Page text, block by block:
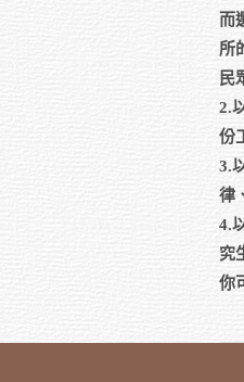
而
所
民
2.
份
3.
律
4.
究
你